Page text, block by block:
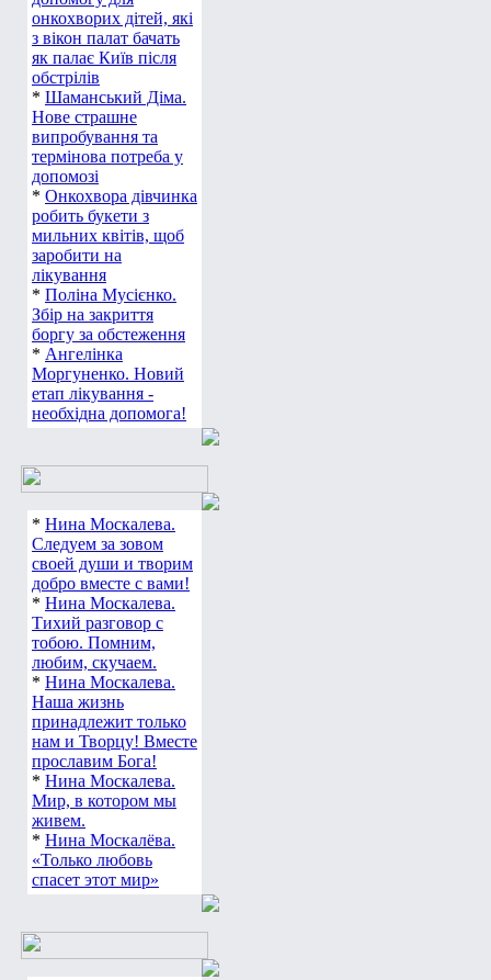
онкохворих дітей, які
з вікон палат бачать
як палає Київ після
обстрілів
* Шаманський Діма.
Нове страшне
випробування та
термінова потреба у
допомозі
* Онкохвора дівчинка
робить букети з
мильних квітів, щоб
заробити на
лікування
* Поліна Мусієнко.
Збір на закриття
боргу за обстеження
* Ангелінка
Моргуненко. Новий
етап лікування -
необхідна допомога!
* Нина Москалева.
Следуем за зовом
своей души и творим
добро вместе с вами!
* Нина Москалева.
Тихий разговор с
тобою. Помним,
любим, скучаем.
* Нина Москалева.
Наша жизнь
принадлежит только
нам и Творцу! Вместе
прославим Бога!
* Нина Москалева.
Мир, в котором мы
живем.
* Нина Москалёва.
«Только любовь
спасет этот мир»